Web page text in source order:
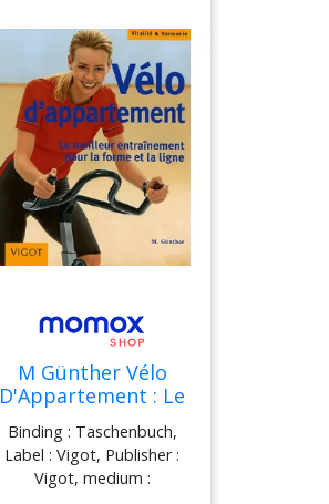
M Günther Vélo
D'Appartement : Le
Meilleur
Entraînement Pour
La Forme Et La
Ligne
Binding : Taschenbuch,
Label : Vigot, Publisher :
Vigot, medium :